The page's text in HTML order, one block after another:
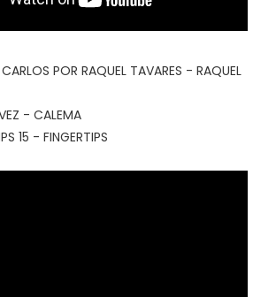
POR RAQUEL TAVARES - RAQUEL
- CALEMA
15 - FINGERTIPS